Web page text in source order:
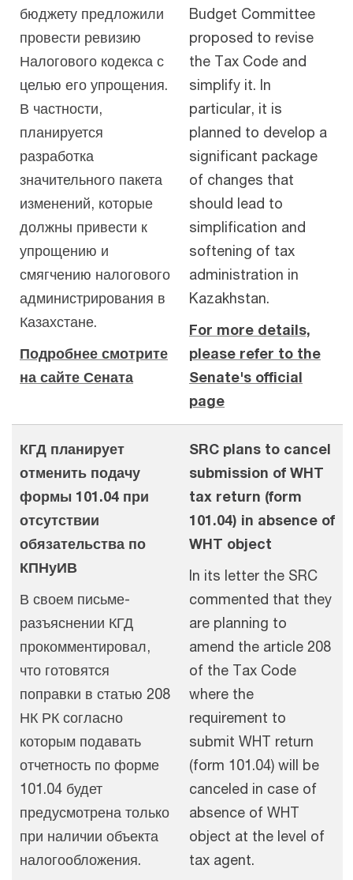
бюджету предложили
провести ревизию
Налогового кодекса с
целью его упрощения.
В частности,
планируется
разработка
значительного пакета
изменений, которые
должны привести к
упрощению и
смягчению налогового
администрирования в
Казахстане.
Подробнее смотрите
на сайте Сената
Budget Committee
proposed to revise
the Tax Code and
simplify it. In
particular, it is
planned to develop a
significant package
of changes that
should lead to
simplification and
softening of tax
administration in
Kazakhstan.
For more details,
please refer to the
Senate's official
page
КГД планирует
отменить подачу
формы 101.04 при
отсутствии
обязательства по
КПНуИВ
В своем письме-
разъяснении КГД
прокомментировал,
что готовятся
поправки в статью 208
НК РК согласно
которым подавать
отчетность по форме
101.04 будет
предусмотрена только
при наличии объекта
налогообложения.
SRC plans to cancel
submission of WHT
tax return (form
101.04) in absence of
WHT object
In its letter the SRC
commented that they
are planning to
amend the article 208
of the Tax Code
where the
requirement to
submit WHT return
(form 101.04) will be
canceled in case of
absence of WHT
object at the level of
tax agent.